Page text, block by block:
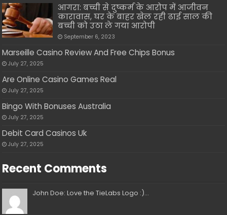
आगरा: बच्ची से दुष्कर्म के आरोप में आजीवन
कारावास, घर के बाहर खेल रही ढाई साल की
बच्ची को उठा ले गया आरोपी
September 6, 2023
Marseille Casino Review And Free Chips Bonus
July 27, 2025
Are Online Casino Games Real
July 27, 2025
Bingo With Bonuses Australia
July 27, 2025
Debit Card Casinos Uk
July 27, 2025
Recent Comments
John Doe: Love the TieLabs Logo :)...